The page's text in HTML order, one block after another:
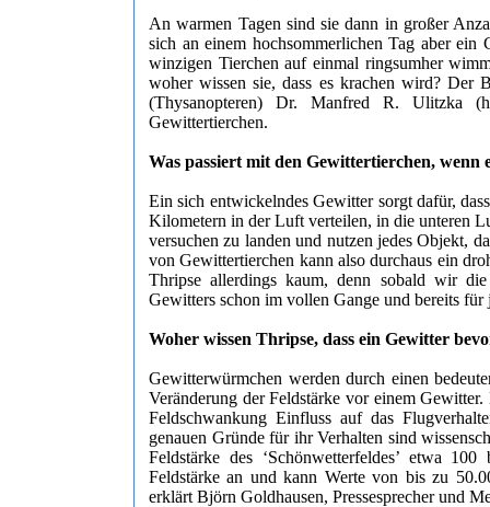
An warmen Tagen sind sie dann in großer
sich an einem hochsommerlichen Tag aber
winzigen Tierchen auf einmal ringsumher
woher wissen sie, dass es krachen wird? Der
(Thysanopteren) Dr. Manfred R. Ulitzka
Gewittertierchen.
Was passiert mit den Gewittertierchen, wenn
Ein sich entwickelndes Gewitter sorgt dafür,
Kilometern in der Luft verteilen, in die unteren
versuchen zu landen und nutzen jedes Objekt,
von Gewittertierchen kann also durchaus ein
Thripse allerdings kaum, denn sobald wir
Gewitters schon im vollen Gange und bereits
Woher wissen Thripse, dass ein Gewitter
Gewitterwürmchen werden durch einen
Veränderung der Feldstärke vor einem
Feldschwankung Einfluss auf das
genauen Gründe für ihr Verhalten sind
Feldstärke des ‘Schönwetterfeldes’ etwa
Feldstärke an und kann Werte von bis zu
erklärt Björn Goldhausen, Pressesprecher und